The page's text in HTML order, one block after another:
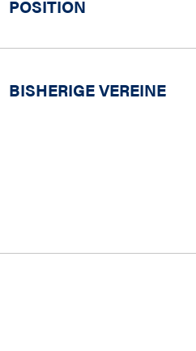
POSITION
BISHERIGE VEREINE